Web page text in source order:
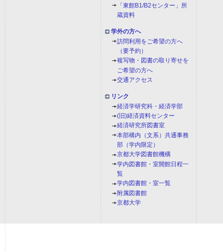
「東館B1/B2センター」所
蔵資料
学外の方へ
訪問利用をご希望の方へ
（要予約）
複写物・図書の取り寄せを
ご希望の方へ
交通アクセス
リンク
経済学研究科・経済学部
(旧)経済資料センター
経済研究所図書室
本部構内（文系）共通事務
部（学内限定）
京都大学図書館機構
学内図書館・室開館日程一
覧
学内図書館・室一覧
附属図書館
京都大学